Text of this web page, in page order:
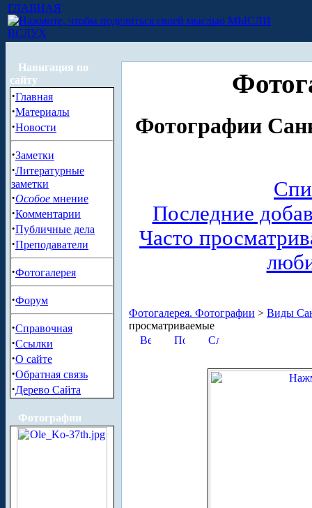
ГЛАВНАЯ
МЫСЛИ
ВСЛУХ
Навигация по
сайту
·Главная
·Материалы
·Новости
·Заметки
·Литературные
заметки
·Особое мнение
·Комментарии
·Публичные дела
·Преподаватели
·Фотогалерея
·Форум
·Справочная
·Ссылки
·О сайте
·Обратная связь
·Дерево Сайта
Фотографии
Фотографии
Последние
Часто
Фотогалерея. Фотографии > Виды
просматриваемые